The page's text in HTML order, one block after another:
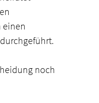
einen
noch